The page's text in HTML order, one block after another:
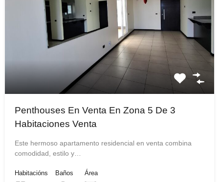
Penthouses En Venta En Zona 5 De 3
Habitaciones Venta
Este hermoso apartamento residencial en venta combina
comodidad, estilo y…
Habitacións
Baños
Área